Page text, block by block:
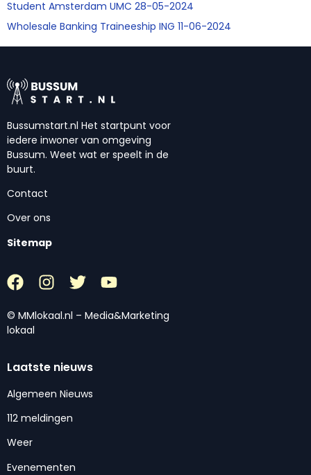
Student Amsterdam UMC 28-05-2024
Wholesale Banking Traineeship ING 11-06-2024
Bussumstart.nl Het startpunt voor
iedere inwoner van omgeving
Bussum. Weet wat er speelt in de
buurt.
Contact
Over ons
Sitemap
© MMlokaal.nl – Media&Marketing
lokaal
Laatste nieuws
Algemeen Nieuws
112 meldingen
Weer
Evenementen